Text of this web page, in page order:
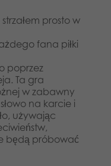
prosto w
fana piłki
poprzez
Ta gra
w zabawny
na karcie i
używając
będą próbować